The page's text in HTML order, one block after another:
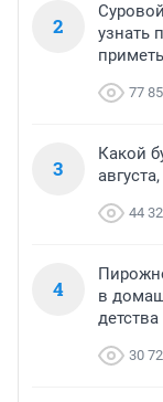
2
узнать
77
3
Какой
44
4
в
детства
30